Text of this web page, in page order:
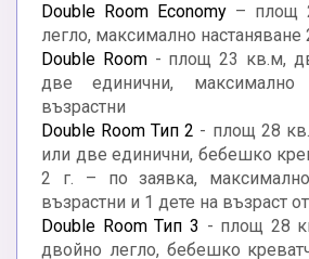
Double Room Economy – площ
легло, максимално настаняване
Double Room- площ 23 кв.м,
две единични, максимално
възрастни
Double Room Тип 2 - площ 28
или две единични, бебешко
2 г. – по заявка,
възрастни и 1 дете на възраст
Double Room Тип 3 - площ 28
двойно легло, бебешко